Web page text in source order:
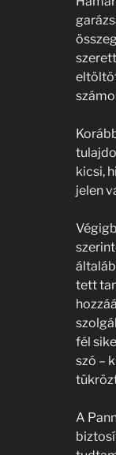
kicsi,
jelen
tett
fél
szó –
A